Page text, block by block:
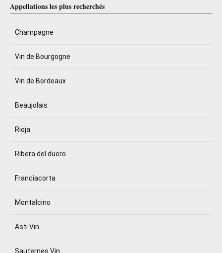
Appellations les plus recherchés
Champagne
Vin de Bourgogne
Vin de Bordeaux
Beaujolais
Rioja
Ribera del duero
Franciacorta
Montalcino
Asti Vin
Sauternes Vin